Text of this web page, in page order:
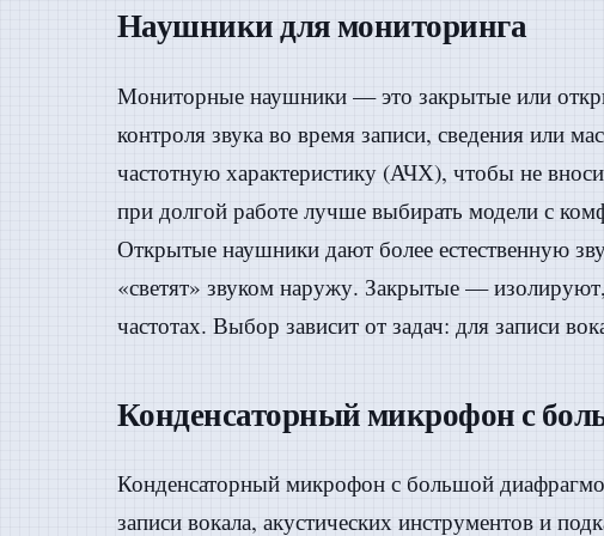
Наушники для мониторинга
Мониторные наушники — это закрытые или
контроля звука во время записи, сведения или
частотную характеристику (АЧХ), чтобы не
при долгой работе лучше выбирать модели с
Открытые наушники дают более естественную
«светят» звуком наружу. Закрытые —
частотах. Выбор зависит от задач: для записи
Конденсаторный микрофон с
Конденсаторный микрофон с большой
записи вокала, акустических инструментов и